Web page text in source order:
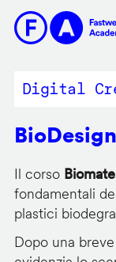
contenuto
Digital
Il corso
fondamentali
plastici
Dopo una